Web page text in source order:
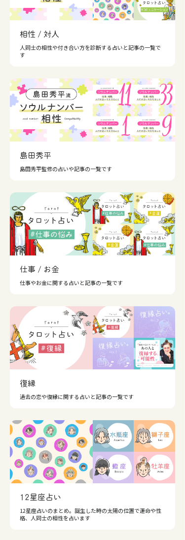
相性 / 対人
人同士の相性や付き合い方を診断する占いと記事の一覧で
す
島田秀平
島田秀平監修の占いや記事の一覧です
仕事 / お金
仕事やお金に関する占いと記事の一覧です
復縁
過去の恋や復縁に関する占いと記事の一覧です
12星座占い
12星座占いのまとめ。誕生した時の太陽の位置で運命や性
格、人同士の相性を占います